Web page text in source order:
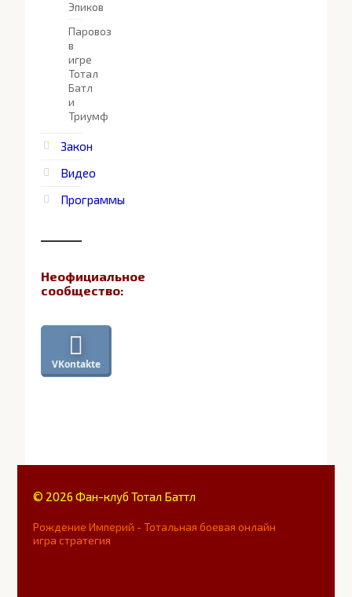
Эпиков
Паровоз
в
игре
Тотал
Батл
и
Триумф
Закон
Видео
Программы
Неофициальное
сообщество:
VKontakte
© 2026 Фан-клуб Тотал Баттл
Рождение Империй - Тотальная боевая онлайн
игра стратегия